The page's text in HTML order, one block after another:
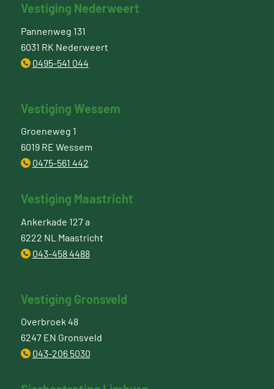
Vestiging Nederweert
Pannenweg 131
6031 RK Nederweert
0495-541 044
Vestiging Wessem
Groeneweg 1
6019 RE Wessem
0475-561 442
Vestiging Maastricht
Ankerkade 127 a
6222 NL Maastricht
043-458 4488
Vestiging Gronsveld
Overbroek 48
6247 EN Gronsveld
043-206 5030